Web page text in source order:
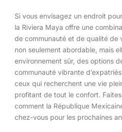
Si vous envisagez un endroit
la Riviera Maya offre une
de communauté et de qualité de
non seulement abordable, mais
environnement sûr, des options
communauté vibrante
ceux qui recherchent une vie
profitant de tout le confort.
comment la République
chez-vous pour les prochaines